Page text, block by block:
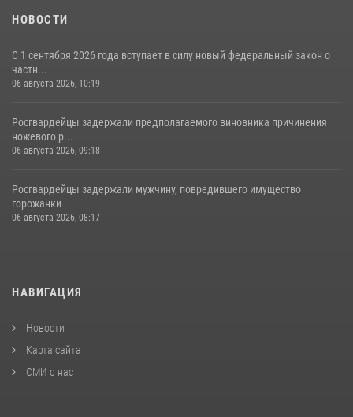
НОВОСТИ
С 1 сентября 2026 года вступает в силу новый федеральный закон о
частн...
06 августа 2026, 10:19
Росгвардейцы задержали предполагаемого виновника причинения
ножевого р...
06 августа 2026, 09:18
Росгвардейцы задержали мужчину, повредившего имущество
горожанки
06 августа 2026, 08:17
НАВИГАЦИЯ
Новости
Карта сайта
СМИ о нас